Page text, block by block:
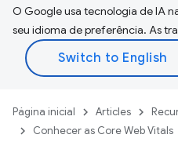
O Google usa tecnologia de IA
seu idioma de preferência. As
Página inicial Articles
Conhecer as Core Web Vitals